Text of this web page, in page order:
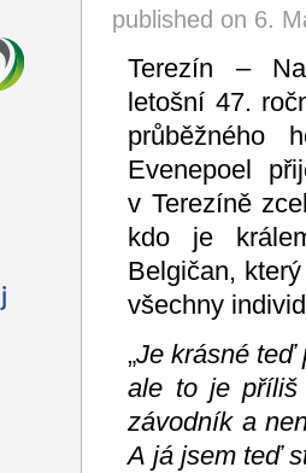
published on 6.
Terezín –
letošní 47.
průběžného
Evenepoel
v Terezíně
kdo je
Belgičan,
všechny
„Je krásné teď
ale to je příliš
závodník a
A já jsem teď